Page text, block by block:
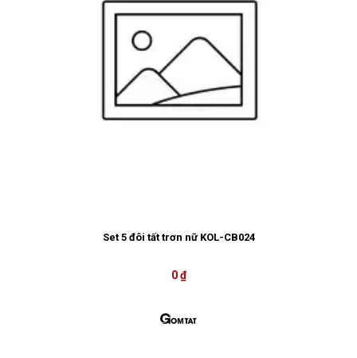
Set 5 đôi tất trơn nữ KOL-CB024
0 ₫